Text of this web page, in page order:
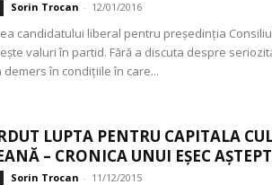
Sorin Trocan - 12/01/2016
candidatului liberal pentru președinția
valuri în partid. Fără a discuta despre
în condițiile în care...
LUPTA PENTRU CAPITALA
– CRONICA UNUI EȘEC
Sorin Trocan - 11/12/2015